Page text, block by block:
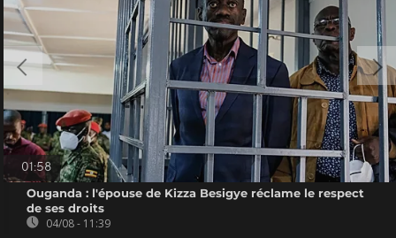
01:58
Ouganda : l'épouse de Kizza Besigye réclame le respect
de ses droits
04/08 - 11:39